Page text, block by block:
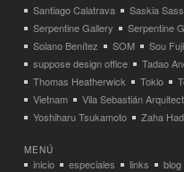
Santiago Calatrava
Saskia
Serpentine Gallery
Serpentine
Solano Benítez
SOM Sou
suppose design office
Tadao
Thomas Heatherwick
Tokio
Vietnam
Vila Sebastián
Yoshiharu Tsukamoto
Zaha
MENÚ
inicio especiales links blog